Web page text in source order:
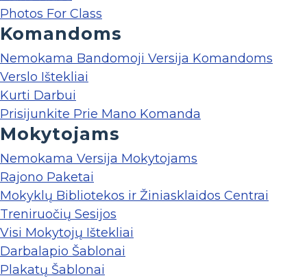
Photos For Class
Komandoms
Nemokama Bandomoji Versija Komandoms
Verslo Ištekliai
Kurti Darbui
Prisijunkite Prie Mano Komanda
Mokytojams
Nemokama Versija Mokytojams
Rajono Paketai
Mokyklų Bibliotekos ir Žiniasklaidos Centrai
Treniruočių Sesijos
Visi Mokytojų Ištekliai
Darbalapio Šablonai
Plakatų Šablonai